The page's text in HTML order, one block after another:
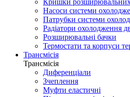
Кришки розширювальних
Насоси системи
Патрубки системи
Радіатори охолодження
Розширювальні бачки
Термостати та корпуси
Трансмісія
Трансмісія
Диференціали
Зчеплення
Муфти еластичні